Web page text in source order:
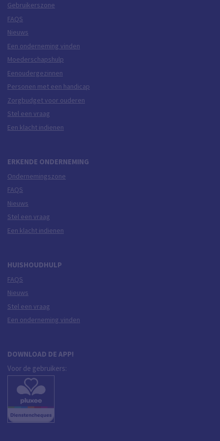
Gebruikerszone
FAQS
Nieuws
Een onderneming vinden
Moederschapshulp
Eenoudergezinnen
Personen met een handicap
Zorgbudget voor ouderen
Stel een vraag
Een klacht indienen
ERKENDE ONDERNEMING
Ondernemingszone
FAQS
Nieuws
Stel een vraag
Een klacht indienen
HUISHOUDHULP
FAQS
Nieuws
Stel een vraag
Een onderneming vinden
DOWNLOAD DE APP!
Voor de gebruikers: